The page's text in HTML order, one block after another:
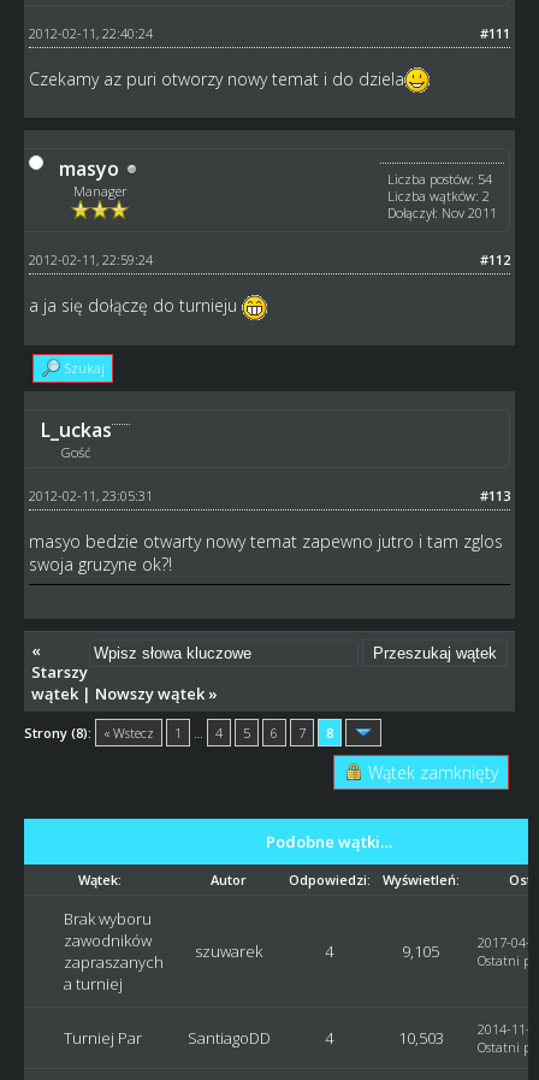
#111
2012-02-11, 22:40:24
Czekamy az puri otworzy nowy temat i do dziela
masyo
Manager
Liczba postów: 54
Liczba wątków: 2
Dołączył: Nov 2011
#112
2012-02-11, 22:59:24
a ja się dołączę do turnieju
Szukaj
L_uckas
Gość
#113
2012-02-11, 23:05:31
masyo bedzie otwarty nowy temat zapewno jutro i tam zglos
swoja gruzyne ok?!
«
Starszy
wątek| Nowszy wątek»
Strony (8): « Wstecz 1 … 4 5 6 7 8
Wątek zamknięty
Podobne wątki…
Wątek: Autor Odpowiedzi: Wyświetleń:
Brak wyboru
zawodników
zapraszanych
a turniej
szuwarek 4 9,105
2017-04-
Ostatni
Turniej Par SantiagoDD 4 10,503
2014-11-
Ostatni